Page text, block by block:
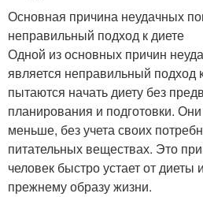
Основная причина неудачных
неправильный подход к диете
Одной из основных причин
является неправильный подход
пытаются начать диету без
планирования и подготовки.
меньше, без учета своих
питательных веществах. Это
человек быстро устает от диеты
прежнему образу жизни.